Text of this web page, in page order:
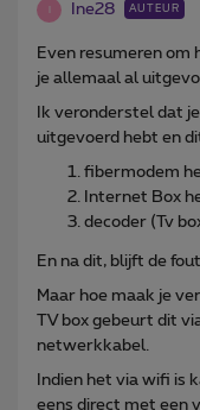
Ine28 AUTEUR
Even resumeren om
je allemaal al
Ik veronderstel dat
uitgevoerd hebt en
fibermodem
Internet Box
decoder (Tv
En na dit, blijft de
Maar hoe maak je
TV box gebeurt dit
netwerkkabel.
Indien het via wifi is
eens direct met een